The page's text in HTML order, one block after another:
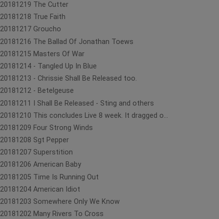
20181219 The Cutter
20181218 True Faith
20181217 Groucho
20181216 The Ballad Of Jonathan Toews
20181215 Masters Of War
20181214 - Tangled Up In Blue
20181213 - Chrissie Shall Be Released too.
20181212 - Betelgeuse
20181211 I Shall Be Released - Sting and others
20181210 This concludes Live 8 week. It dragged o...
20181209 Four Strong Winds
20181208 Sgt Pepper
20181207 Superstition
20181206 American Baby
20181205 Time Is Running Out
20181204 American Idiot
20181203 Somewhere Only We Know
20181202 Many Rivers To Cross